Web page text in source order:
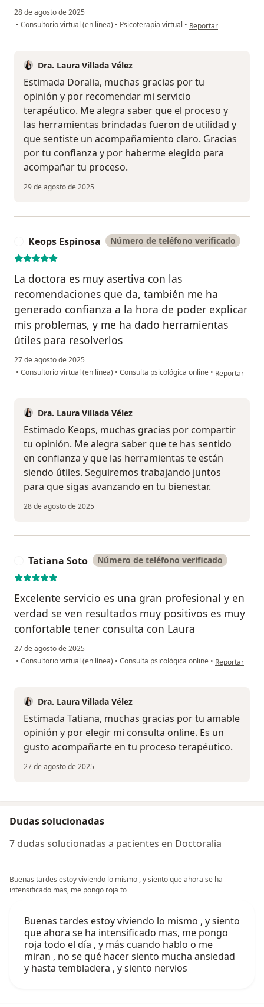
28 de agosto de 2025
• Consultorio virtual (en línea) • Psicoterapia virtual • en opinión del usuario
Reportar
Dra. Laura Villada Vélez
Estimada Doralia, muchas gracias por tu
opinión y por recomendar mi servicio
terapéutico. Me alegra saber que el proceso y
las herramientas brindadas fueron de utilidad y
que sentiste un acompañamiento claro. Gracias
por tu confianza y por haberme elegido para
acompañar tu proceso.
29 de agosto de 2025
Keops Espinosa Número de teléfono verificado
La doctora es muy asertiva con las
recomendaciones que da, también me ha
generado confianza a la hora de poder explicar
mis problemas, y me ha dado herramientas
útiles para resolverlos
27 de agosto de 2025
• Consultorio virtual (en línea) • Consulta psicológica online • en opinión del
Reportar
Dra. Laura Villada Vélez
Estimado Keops, muchas gracias por compartir
tu opinión. Me alegra saber que te has sentido
en confianza y que las herramientas te están
siendo útiles. Seguiremos trabajando juntos
para que sigas avanzando en tu bienestar.
28 de agosto de 2025
Tatiana Soto Número de teléfono verificado
Excelente servicio es una gran profesional y en
verdad se ven resultados muy positivos es muy
confortable tener consulta con Laura
27 de agosto de 2025
• Consultorio virtual (en línea) • Consulta psicológica online • en opinión del
Reportar
Dra. Laura Villada Vélez
Estimada Tatiana, muchas gracias por tu amable
opinión y por elegir mi consulta online. Es un
gusto acompañarte en tu proceso terapéutico.
27 de agosto de 2025
Dudas solucionadas
7 dudas solucionadas a pacientes en Doctoralia
Buenas tardes estoy viviendo lo mismo , y siento que ahora se ha
intensificado mas, me pongo roja to
Buenas tardes estoy viviendo lo mismo , y siento
que ahora se ha intensificado mas, me pongo
roja todo el día , y más cuando hablo o me
miran , no se qué hacer siento mucha ansiedad
y hasta tembladera , y siento nervios